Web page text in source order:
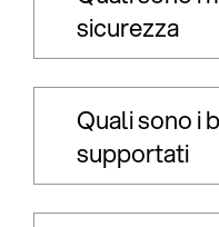
sicurezza
Quali sono i
supportati